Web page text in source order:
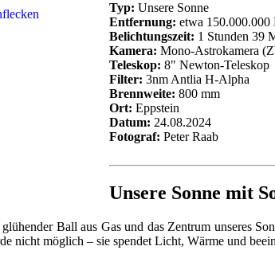
Typ: Unsere Sonne
Entfernung: etwa 150.000.000
Belichtungszeit: 1 Stunden 39
Kamera: Mono-Astrokamera
Teleskop: 8" Newton-Teleskop
Filter: 3nm Antlia H-Alpha
Brennweite: 800 mm
Ort: Eppstein
Datum: 24.08.2024
Fotograf: Peter Raab
Unsere Sonne mit
Ball aus Gas und das Zentrum unseres
nicht möglich – sie spendet Licht, Wärme und